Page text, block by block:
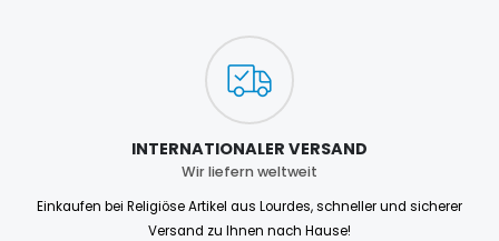
INTERNATIONALER VERSAND
Wir liefern weltweit
Einkaufen bei Religiöse Artikel aus Lourdes, schneller und sicherer
Versand zu Ihnen nach Hause!